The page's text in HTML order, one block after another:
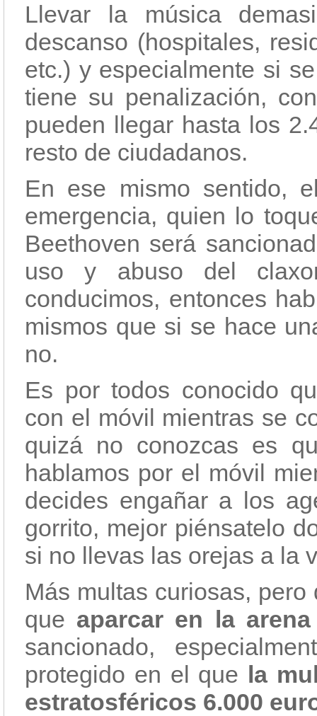
Llevar la música
descanso (hospitales,
etc.) y especialmente si
tiene su penalización,
pueden llegar hasta los
resto de ciudadanos.
En ese mismo sentido,
emergencia, quien lo
Beethoven será
uso y abuso del
conducimos, entonces
mismos que si se hace
no.
Es por todos conocido
con el móvil mientras se
quizá no conozcas es
hablamos por el móvil
decides engañar a los
gorrito, mejor piénsatelo
si no llevas las orejas a la
Más multas curiosas,
que aparcar en la
sancionado,
protegido en el que la
estratosféricos 6.000